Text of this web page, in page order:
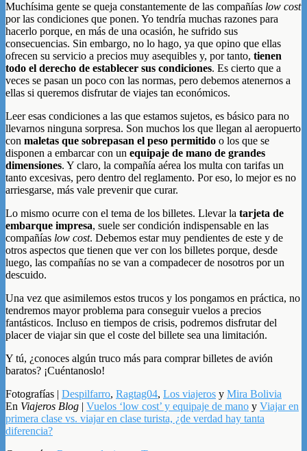
Muchísima gente se queja constantemente de las compañías low cost
por las condiciones que ponen. Yo tendría muchas razones para
hacerlo porque, en más de una ocasión, he sufrido sus
consecuencias. Sin embargo, no lo hago, ya que opino que ellas
ofrecen su servicio a precios muy asequibles y, por tanto, tienen
todo el derecho de establecer sus condiciones. Es cierto que a
veces se pasan un poco con las normas, pero debemos atenernos a
ellas si queremos disfrutar de viajes tan económicos.
Leer esas condiciones a las que estamos sujetos, es básico para no
llevarnos ninguna sorpresa. Son muchos los que llegan al aeropuerto
con maletas que sobrepasan el peso permitido o los que se
disponen a embarcar con un equipaje de mano de grandes
dimensiones. Y claro, la compañía aérea los multa con tarifas un
tanto excesivas, pero dentro del reglamento. Por eso, lo mejor es no
arriesgarse, más vale prevenir que curar.
Lo mismo ocurre con el tema de los billetes. Llevar la tarjeta de
embarque impresa, suele ser condición indispensable en las
compañías low cost. Debemos estar muy pendientes de este y de
otros aspectos que tienen que ver con los billetes porque, desde
luego, las compañías no se van a compadecer de nosotros por un
descuido.
Una vez que asimilemos estos trucos y los pongamos en práctica, no
tendremos mayor problema para conseguir vuelos a precios
fantásticos. Incluso en tiempos de crisis, podremos disfrutar del
placer de viajar sin que el coste del billete sea una limitación.
Y tú, ¿conoces algún truco más para comprar billetes de avión
baratos? ¡Cuéntanoslo!
Fotografías | Despilfarro, Ragtag04, Los viajeros y Mira Bolivia
En Viajeros Blog | Vuelos ‘low cost’ y equipaje de mano y Viajar en
primera clase vs. viajar en clase turista, ¿de verdad hay tanta
diferencia?